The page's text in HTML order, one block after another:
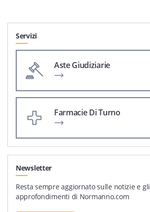
Servizi
Aste Giudiziarie
Farmacie Di Turno
Newsletter
Resta sempre aggiornato sulle notizie e gli
approfondimenti di Normanno.com